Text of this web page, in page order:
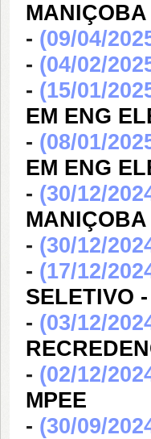
MANIÇOBA
- (09/04/
- (04/02/
- (15/01/
EM ENG
- (08/01/
EM ENG
- (30/12/
MANIÇOBA
- (30/12/
- (17/12/
SELETIVO
- (03/12/
- (02/12/
MPEE
- (30/09/